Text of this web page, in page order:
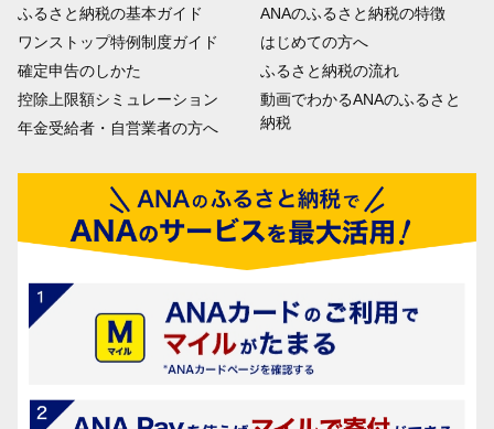
ふるさと納税の基本ガイド
ワンストップ特例制度ガイド
確定申告のしかた
控除上限額シミュレーション
年金受給者・自営業者の方へ
ANAのふるさと納税の特徴
はじめての方へ
ふるさと納税の流れ
動画でわかるANAのふるさと
納税